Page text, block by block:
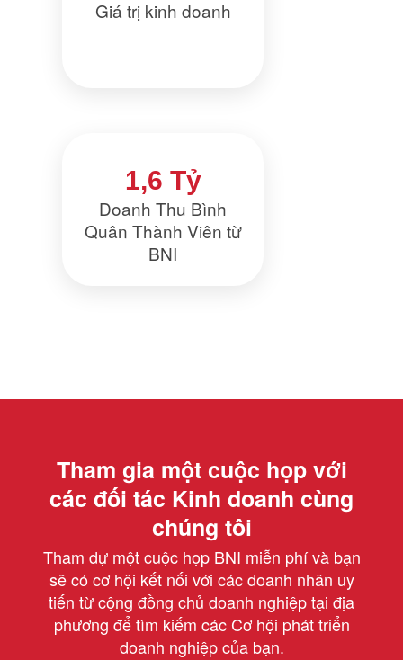
Giá trị kinh doanh
1,6 Tỷ
Doanh Thu Bình
Quân Thành Viên từ
BNI
Tham gia một cuộc họp với
các đối tác Kinh doanh cùng
chúng tôi
Tham dự một cuộc họp BNI miễn phí và bạn
sẽ có cơ hội kết nối với các doanh nhân uy
tiến từ cộng đồng chủ doanh nghiệp tại địa
phương để tìm kiếm các Cơ hội phát triển
doanh nghiệp của bạn.